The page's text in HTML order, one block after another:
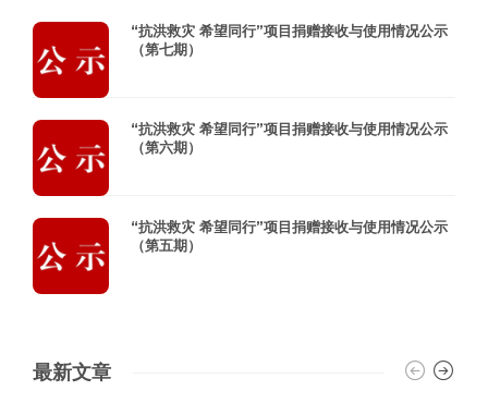
“抗洪救灾 希望同行”项目捐赠接收与使用情况公示
（第七期）
“抗洪救灾 希望同行”项目捐赠接收与使用情况公示
（第六期）
“抗洪救灾 希望同行”项目捐赠接收与使用情况公示
（第五期）
最新文章